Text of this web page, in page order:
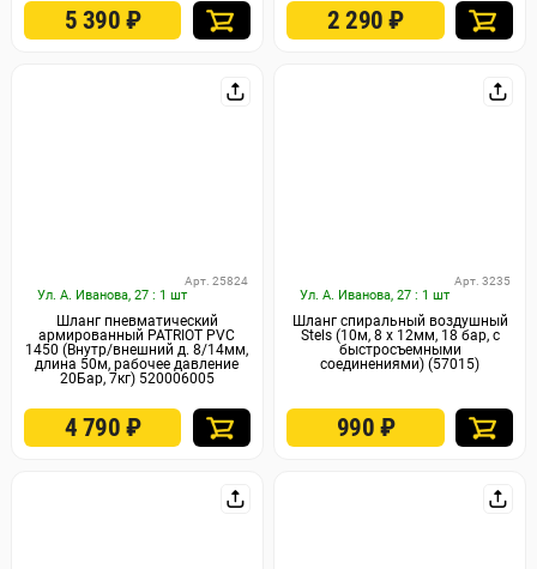
5 390 ₽ 2 290₽
Ул. А. Иванова, 27 : 1 шт
Арт. 25824
Шланг пневматический
армированный PATRIOT PVC
1450 (Внутр/внешний д. 8/14мм,
длина 50м, рабочее давление
20Бар, 7кг) 520006005
4 790 ₽
Ул. А. Иванова, 27 : 1 шт
Арт. 3235
Шланг спиральный воздушный
Stels (10м, 8 х 12мм, 18 бар, с
быстросъемными
соединениями) (57015)
990 ₽